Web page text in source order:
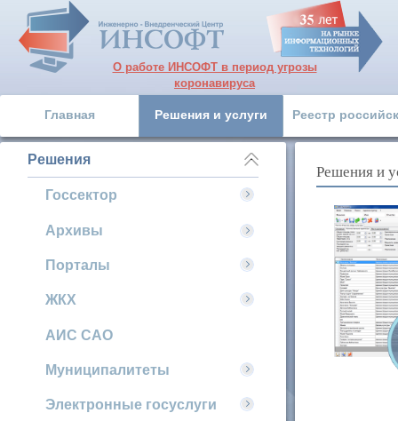
О работе ИНСОФТ в период угрозы
коронавируса
Главная Решения и услуги Реестр
Решения
Госсектор
Архивы
Порталы
ЖКХ
АИС САО
Муниципалитеты
Электронные госуслуги
Решения и